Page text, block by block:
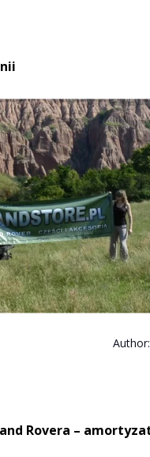
Author:
Rovera –